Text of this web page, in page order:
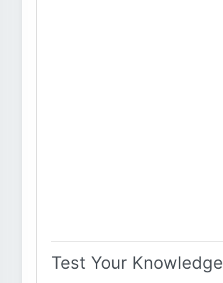
Test Your Knowledge